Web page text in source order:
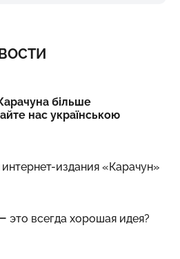
більше
нас українською
издания «Карачун»
это всегда хорошая идея?